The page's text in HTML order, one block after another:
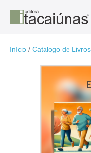
conteúdo
Início / Catálogo de Livros